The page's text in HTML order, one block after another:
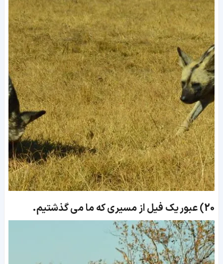
20) عبور یک فیل از مسیری که ما می گذشتیم.